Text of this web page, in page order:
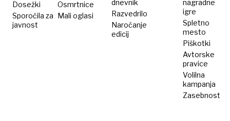
Dosežki
Sporočila za
javnost
Osmrtnice
Mali oglasi
dnevnik
Razvedrilo
Naročanje
edicij
nagradne
igre
Spletno
mesto
Piškotki
Avtorske
pravice
Volilna
kampanja
Zasebnost